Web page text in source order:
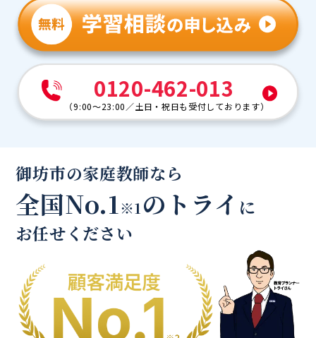
0120-462-013
（9:00～23:00／土日・祝日も受付しております）
御坊市の家庭教師なら
全国No.1※1のトライ に
お任せください